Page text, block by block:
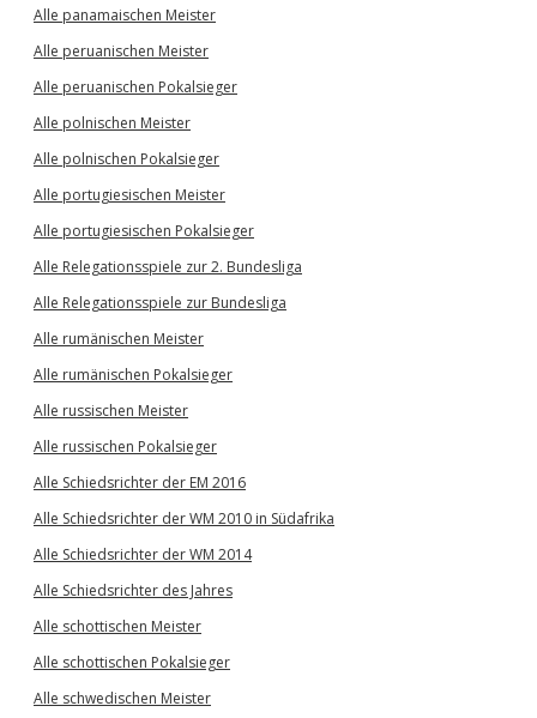
Alle panamaischen Meister
Alle peruanischen Meister
Alle peruanischen Pokalsieger
Alle polnischen Meister
Alle polnischen Pokalsieger
Alle portugiesischen Meister
Alle portugiesischen Pokalsieger
Alle Relegationsspiele zur 2. Bundesliga
Alle Relegationsspiele zur Bundesliga
Alle rumänischen Meister
Alle rumänischen Pokalsieger
Alle russischen Meister
Alle russischen Pokalsieger
Alle Schiedsrichter der EM 2016
Alle Schiedsrichter der WM 2010 in Südafrika
Alle Schiedsrichter der WM 2014
Alle Schiedsrichter des Jahres
Alle schottischen Meister
Alle schottischen Pokalsieger
Alle schwedischen Meister